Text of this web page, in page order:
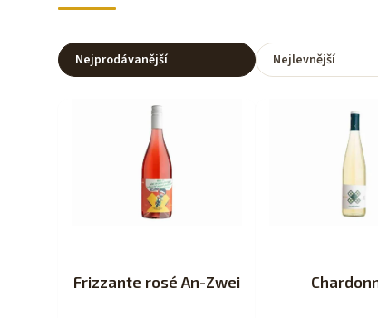
Nejprodávanější Nejlevnější
Frizzante rosé An-Zwei